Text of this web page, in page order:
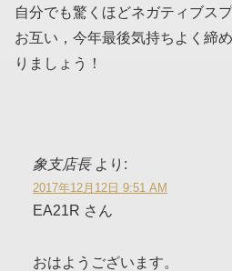
自分でも驚くほどネガティブス
お互い，今年最後気持ちよく締
りましょう！
象支店長 より:
2017年12月12日 9:51 AM
EA21R さん
おはようございます。